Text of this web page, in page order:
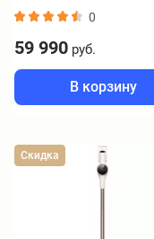
0
59 990 руб.
В корзину
Скидка